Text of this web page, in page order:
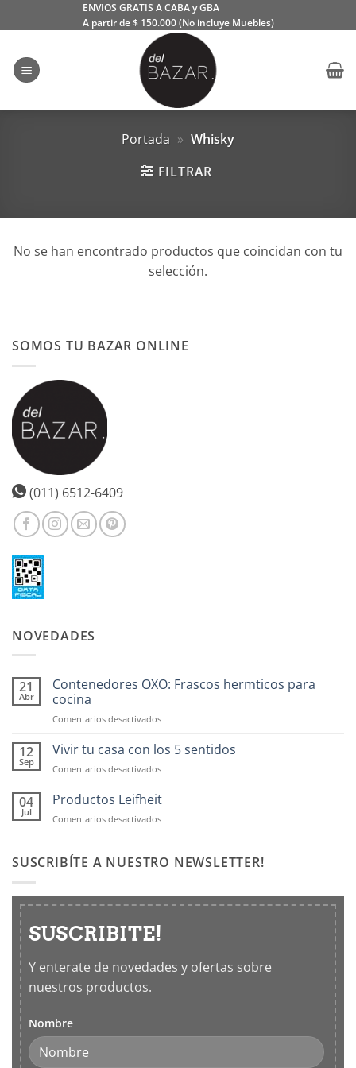
al
ENVIOS GRATIS A CABA y GBA
A partir de $ 150.000 (No incluye Muebles)
Portada » Whisky
FILTRAR
No se han encontrado productos que coincidan con tu
selección.
SOMOS TU BAZAR ONLINE
(011) 6512-6409
NOVEDADES
21
Abr
Contenedores OXO: Frascos hermticos para
cocina
Comentarios desactivadosen
OXO:
hermticos
cocina
12
Sep
Vivir tu casa con los 5 sentidos
Comentarios desactivadosen
tu
con
sentidos
04
Jul
Productos Leifheit
Comentarios desactivadosen
SUSCRIBÍTE A NUESTRO NEWSLETTER!
SUSCRIBITE!
Y enterate de novedades y ofertas sobre
nuestros productos.
Nombre